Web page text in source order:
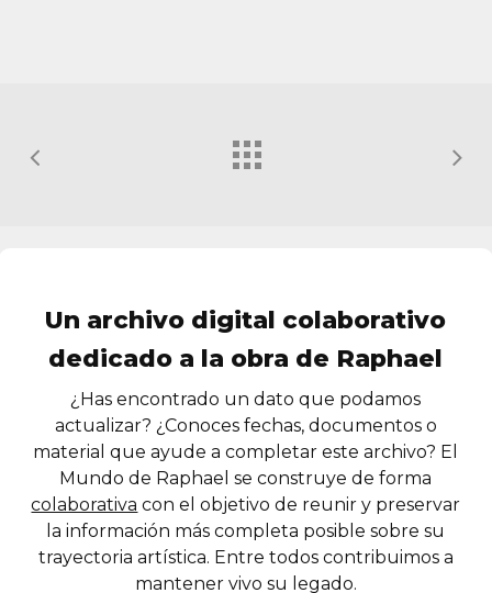
Un archivo digital colaborativo
dedicado a la obra de Raphael
¿Has encontrado un dato que podamos
actualizar? ¿Conoces fechas, documentos o
material que ayude a completar este archivo? El
Mundo de Raphael se construye de forma
colaborativa con el objetivo de reunir y preservar
la información más completa posible sobre su
trayectoria artística. Entre todos contribuimos a
mantener vivo su legado.